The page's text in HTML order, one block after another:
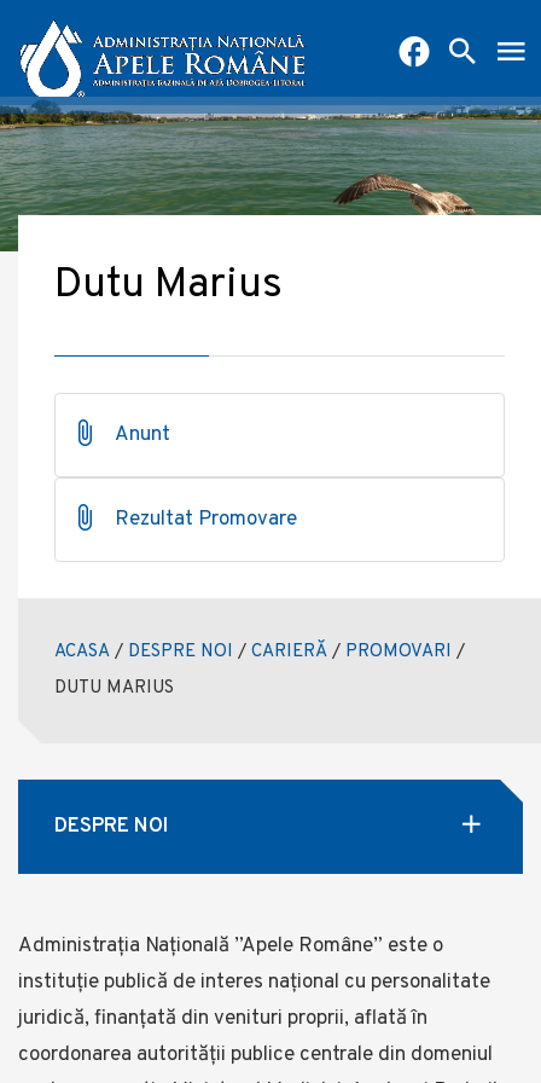
Dutu Marius
Anunt
Rezultat Promovare
ACASA / DESPRE NOI / CARIERĂ / PROMOVARI /
DUTU MARIUS
DESPRE NOI
Administrația Națională ”Apele Române” este o
instituție publică de interes național cu personalitate
juridică, finanţată din venituri proprii, aflată în
coordonarea autorității publice centrale din domeniul